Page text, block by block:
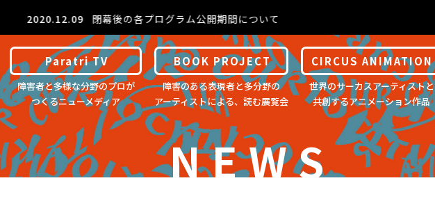
Paratri TV
障害者と多様な分野のプロが
つくるニューメディア
BOOK PROJECT
障害のある表現者と多分野の
アーティストによる、読む展覧会
CIRCUS ANIMATION
世界のサーカスアーティストと
共創するアニメーション作品
NEWS
2020.12.09 閉幕後の各プログラム公開期間について